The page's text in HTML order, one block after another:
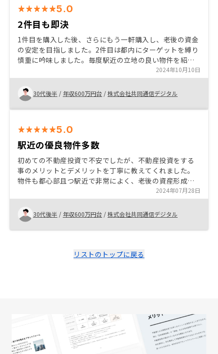
5.0
2件目も即決
1件目を購入した後、さらにもう一軒購入し、老後の資金
の安定を目指しました。2件目は都内にターゲットを縛り
慎重に吟味しました。毎度駅近の立地の良い物件を紹介
来てくれるのと、シミュレーションを出してくれるの
で、おすすめです。
2024年10月10日
30代後半 / 年収600万円台 /株式会社共同通信デジタル
5.0
駅近の優良物件多数
初めての不動産投資で不安でしたが、不動産投資をする
事のメリットとデメリットを丁寧に教えてくれました。
物件も都心部且つ駅近で非常によく、老後の資産形成等
も十分に見越すことができたので、購入に至りました。
2024年07月28日
30代後半 / 年収600万円台 /株式会社共同通信デジタル
リストのトップに戻る